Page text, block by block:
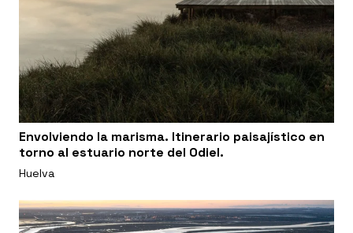
Envolviendo la marisma. Itinerario paisajístico en
torno al estuario norte del Odiel.
Huelva